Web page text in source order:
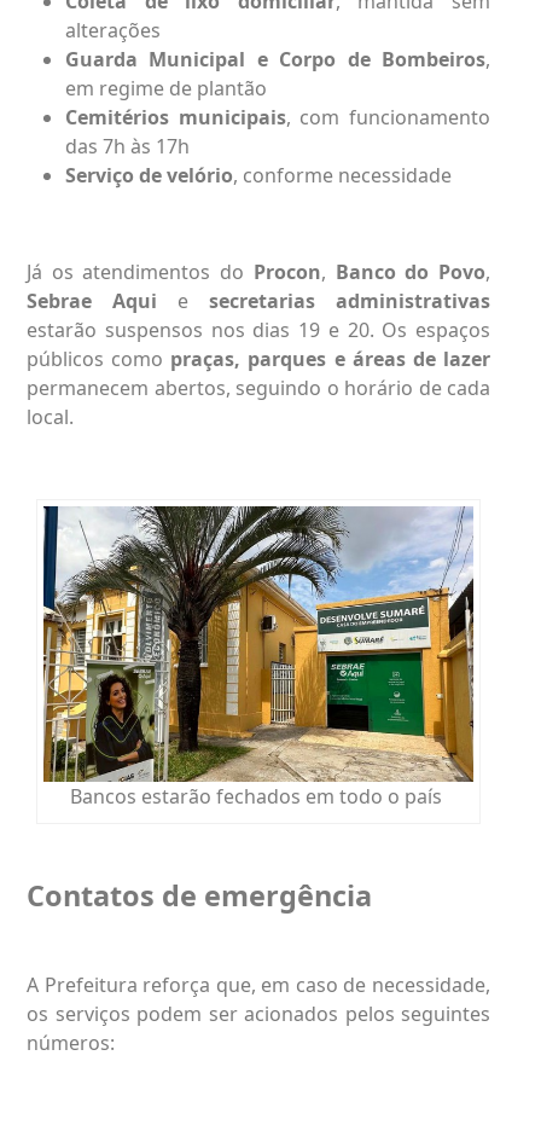
alterações
Guarda Municipal e Corpo de Bombeiros,
em regime de plantão
Cemitérios municipais, com funcionamento
das 7h às 17h
Serviço de velório, conforme necessidade
Já os atendimentos do Procon, Banco do Povo,
Sebrae Aqui e secretarias administrativas
estarão suspensos nos dias 19 e 20. Os espaços
públicos como praças, parques e áreas de lazer
permanecem abertos, seguindo o horário de cada
local.
Bancos estarão fechados em todo o país
Contatos de emergência
A Prefeitura reforça que, em caso de necessidade,
os serviços podem ser acionados pelos seguintes
números: